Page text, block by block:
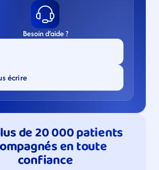
Besoin d’aide ?
écrire
de 20 000 patients
en toute
confiance